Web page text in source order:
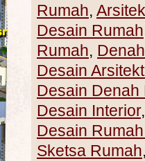
Rumah,
Desain Rumah
Rumah,
Desain
Desain Denah
Desain Interior,
Desain
Sketsa Rumah,